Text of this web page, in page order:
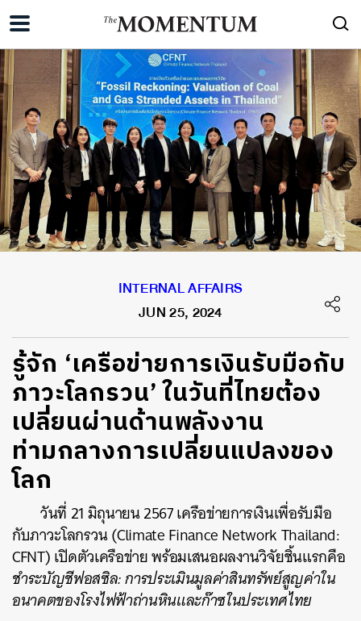
INTERNAL AFFAIRS
JUN 25, 2024
รู้จัก ‘เครือข่ายการเงินรับมือกับ
ภาวะโลกรวน’ ในวันที่ไทยต้อง
เปลี่ยนผ่านด้านพลังงาน
ท่ามกลางการเปลี่ยนแปลงของ
โลก
วันที่ 21 มิถุนายน 2567 เครือข่ายการเงินเพื่อรับมือ
กับภาวะโลกรวน (Climate Finance Network Thailand:
CFNT) เปิดตัวเครือข่าย พร้อมเสนอผลงานวิจัยชิ้นแรกคือ
ชำระบัญชีฟอสซิล: การประเมินมูลค่าสินทรัพย์สูญค่าใน
อนาคตของโรงไฟฟ้าถ่านหินและก๊าซในประเทศไทย